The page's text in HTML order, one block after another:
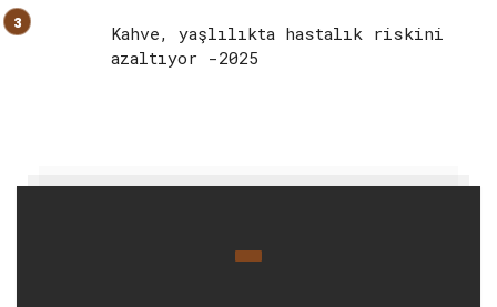
Kahve, yaşlılıkta hastalık riskini
azaltıyor -2025